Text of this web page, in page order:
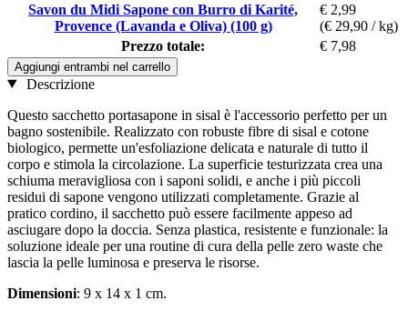
Savon du Midi Sapone con Burro di Karité,
Provence (Lavanda e Oliva) (100 g)
€ 2,99
(€ 29,90 / kg)
Prezzo totale:
€ 7,98
Aggiungi entrambi nel carrello
Descrizione
Questo sacchetto portasapone in sisal è l'accessorio perfetto per un
bagno sostenibile. Realizzato con robuste fibre di sisal e cotone
biologico, permette un'esfoliazione delicata e naturale di tutto il
corpo e stimola la circolazione. La superficie testurizzata crea una
schiuma meravigliosa con i saponi solidi, e anche i più piccoli
residui di sapone vengono utilizzati completamente. Grazie al
pratico cordino, il sacchetto può essere facilmente appeso ad
asciugare dopo la doccia. Senza plastica, resistente e funzionale: la
soluzione ideale per una routine di cura della pelle zero waste che
lascia la pelle luminosa e preserva le risorse.
Dimensioni: 9 x 14 x 1 cm.